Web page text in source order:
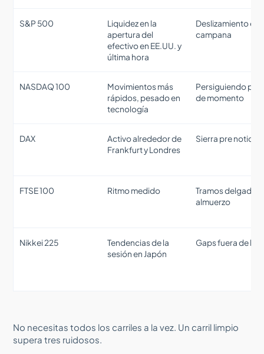
S&P 500
Liquidez en la
apertura del
efectivo en EE.UU. y
última hora
Deslizamiento en
campana
NASDAQ 100
Movimientos más
rápidos, pesado en
tecnología
Persiguiendo
de momento
DAX
Activo alrededor de
Frankfurt y Londres
Sierra pre
FTSE 100 Ritmo medido
Tramos delgados
almuerzo
Nikkei 225
Tendencias de la
sesión en Japón
Gaps fuera de
No necesitas todos los carriles a la vez. Un carril limpio
supera tres ruidosos.